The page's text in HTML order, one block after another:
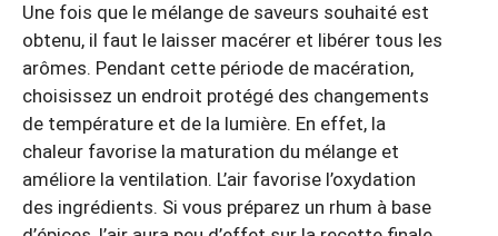
Une fois que le mélange de saveurs souhaité est
obtenu, il faut le laisser macérer et libérer tous les
arômes. Pendant cette période de macération,
choisissez un endroit protégé des changements
de température et de la lumière. En effet, la
chaleur favorise la maturation du mélange et
améliore la ventilation. L’air favorise l’oxydation
des ingrédients. Si vous préparez un rhum à base